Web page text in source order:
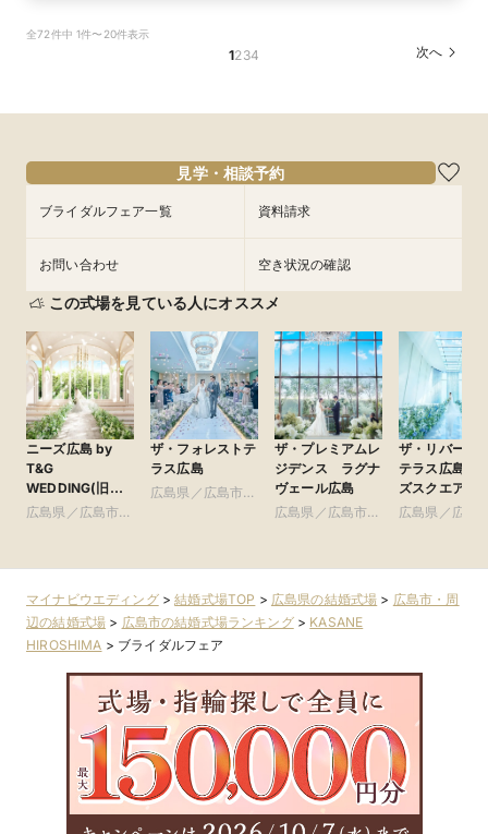
9/2
料）★最大80万円特典＆２万円相当試食付フェ
9:00〜
10:00〜
17:00〜
フェアを予約
9/2
食×会場見学BIGフェア
9/2
放》2万円試食付♪
全72件中 1件〜20件表示
1234 次へ
見学・相談予約
ブライダルフェア一覧 資料請求
お問い合わせ 空き状況の確認
この式場を見ている人にオススメ
ニーズ広島 by
T&G
WEDDING(旧
アーククラブ迎賓
広島県／広島市・
ザ・フォレストテ
ラス広島
広島県／広島市・
ザ・プレミアムレ
ジデンス ラグナ
ヴェール広島
広島県／広島市・
ザ・リバーサ
テラス広島ツ
ズスクエア
広島県／広島
マイナビウエディング>結婚式場TOP > 広島県の結婚式場 > 広島市・周
辺の結婚式場 > 広島市の結婚式場ランキング> KASANE
HIROSHIMA > ブライダルフェア